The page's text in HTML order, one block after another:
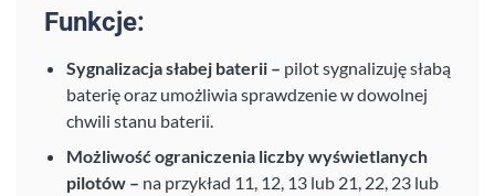
Funkcje:
Sygnalizacja słabej baterii – pilot sygnalizuję słabą
baterię oraz umożliwia sprawdzenie w dowolnej
chwili stanu baterii.
Możliwość ograniczenia liczby wyświetlanych
pilotów – na przykład 11, 12, 13 lub 21, 22, 23 lub